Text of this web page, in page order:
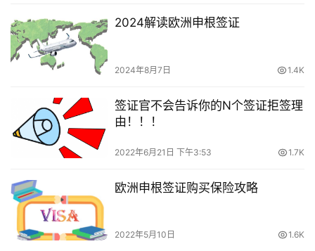
2024解读欧洲申根签证
2024年8月7日 1.4K
签证官不会告诉你的N个签证拒签理
由！！！
2022年6月21日 下午3:53 1.7K
欧洲申根签证购买保险攻略
2022年5月10日 1.6K